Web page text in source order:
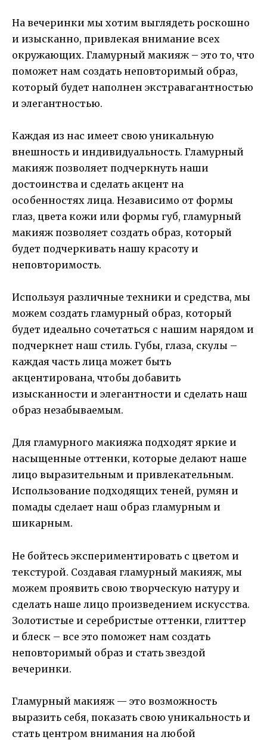
На вечеринки мы хотим выглядеть роскошно
и изысканно, привлекая внимание всех
окружающих. Гламурный макияж – это то, что
поможет нам создать неповторимый образ,
который будет наполнен экстравагантностью
и элегантностью.
Каждая из нас имеет свою уникальную
внешность и индивидуальность. Гламурный
макияж позволяет подчеркнуть наши
достоинства и сделать акцент на
особенностях лица. Независимо от формы
глаз, цвета кожи или формы губ, гламурный
макияж позволяет создать образ, который
будет подчеркивать нашу красоту и
неповторимость.
Используя различные техники и средства, мы
можем создать гламурный образ, который
будет идеально сочетаться с нашим нарядом и
подчеркнет наш стиль. Губы, глаза, скулы –
каждая часть лица может быть
акцентирована, чтобы добавить
изысканности и элегантности и сделать наш
образ незабываемым.
Для гламурного макияжа подходят яркие и
насыщенные оттенки, которые делают наше
лицо выразительным и привлекательным.
Использование подходящих теней, румян и
помады сделает наш образ гламурным и
шикарным.
Не бойтесь экспериментировать с цветом и
текстурой. Создавая гламурный макияж, мы
можем проявить свою творческую натуру и
сделать наше лицо произведением искусства.
Золотистые и серебристые оттенки, глиттер
и блеск – все это поможет нам создать
неповторимый образ и стать звездой
вечеринки.
Гламурный макияж — это возможность
выразить себя, показать свою уникальность и
стать центром внимания на любой